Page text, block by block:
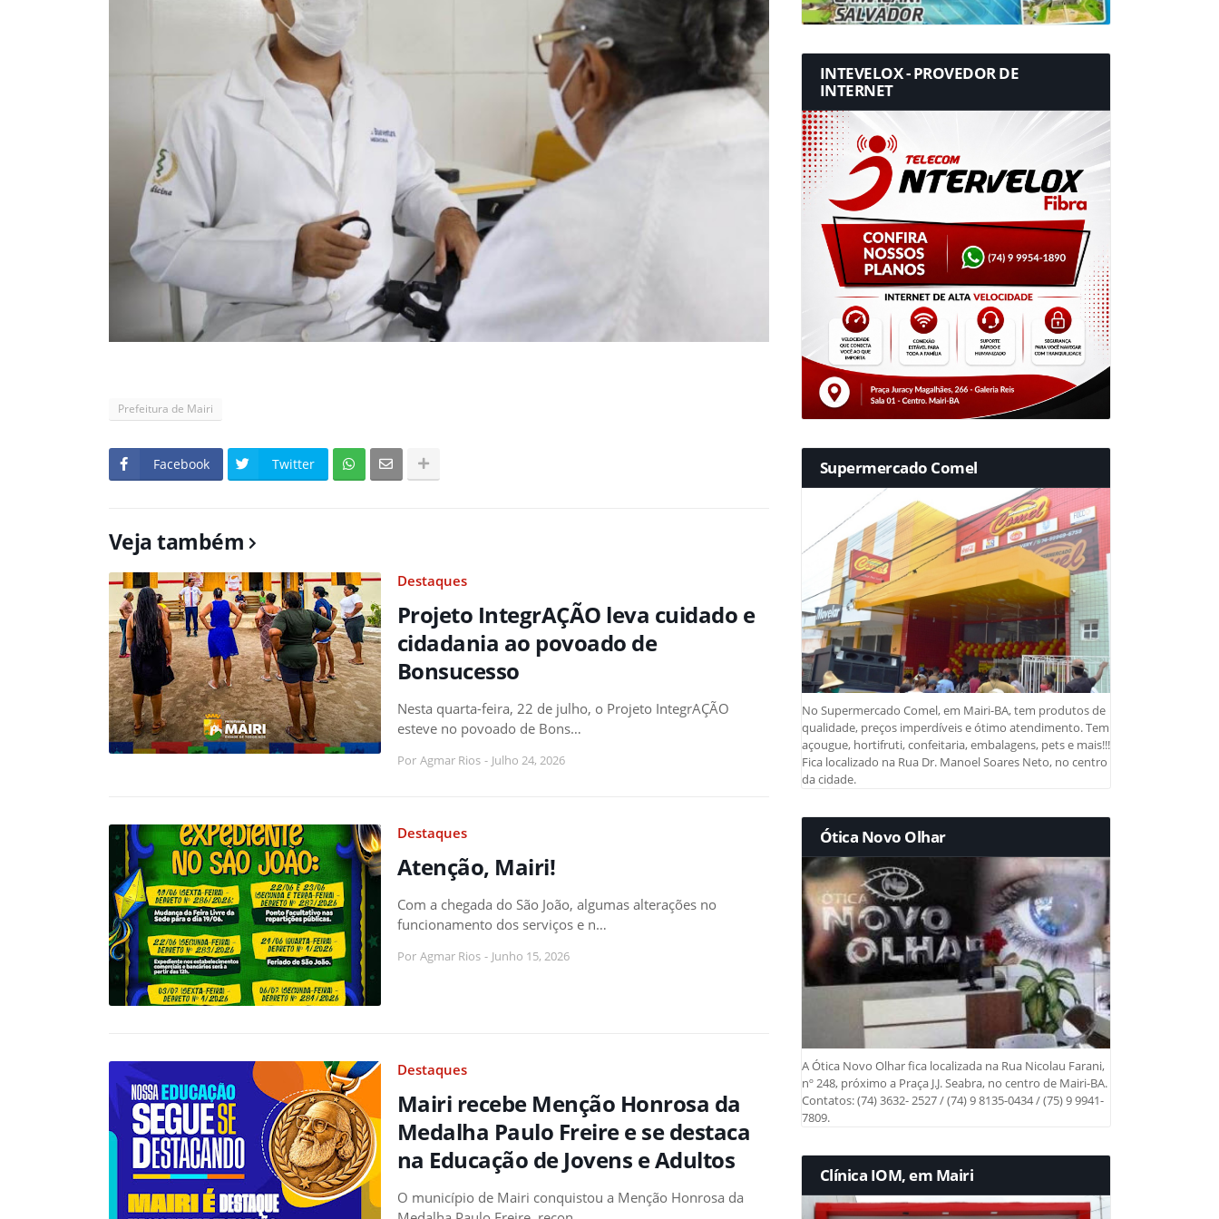
Prefeitura de Mairi
Facebook Twitter
Veja também
Destaques
Projeto IntegrAÇÃO leva cuidado e
cidadania ao povoado de
Bonsucesso
Nesta quarta-feira, 22 de julho, o Projeto IntegrAÇÃO
esteve no povoado de Bons…
Por Agmar Rios - Julho 24, 2026
Destaques
Atenção, Mairi!
Com a chegada do São João, algumas alterações no
funcionamento dos serviços e n…
Por Agmar Rios - Junho 15, 2026
Destaques
Mairi recebe Menção Honrosa da
Medalha Paulo Freire e se destaca
na Educação de Jovens e Adultos
O município de Mairi conquistou a Menção Honrosa da
INTEVELOX - PROVEDOR DE
INTERNET
Supermercado Comel
No Supermercado Comel, em Mairi-BA, tem produtos de
qualidade, preços imperdíveis e ótimo atendimento. Tem
açougue, hortifruti, confeitaria, embalagens, pets e mais!!!
Fica localizado na Rua Dr. Manoel Soares Neto, no centro
da cidade.
Ótica Novo Olhar
A Ótica Novo Olhar fica localizada na Rua Nicolau Farani,
nº 248, próximo a Praça J.J. Seabra, no centro de Mairi-BA.
Contatos: (74) 3632- 2527 / (74) 9 8135-0434 / (75) 9 9941-
7809.
Clínica IOM, em Mairi